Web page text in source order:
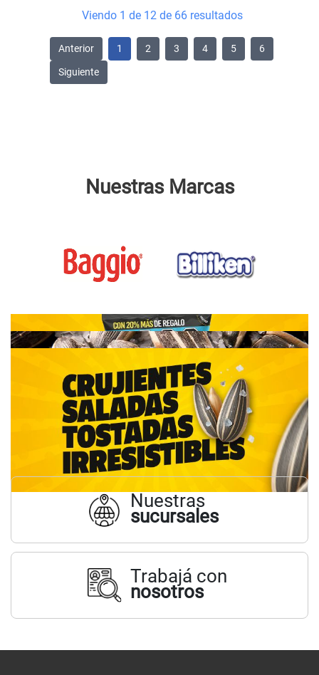
Viendo 1 de 12 de 66 resultados
Anterior 1 2 3 4 5 6
Siguiente
Nuestras Marcas
Nuestras
sucursales
Trabajá con
nosotros